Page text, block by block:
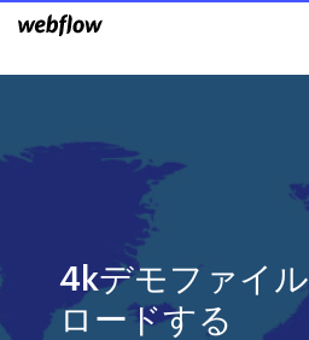
4kデモファイ
ロードする